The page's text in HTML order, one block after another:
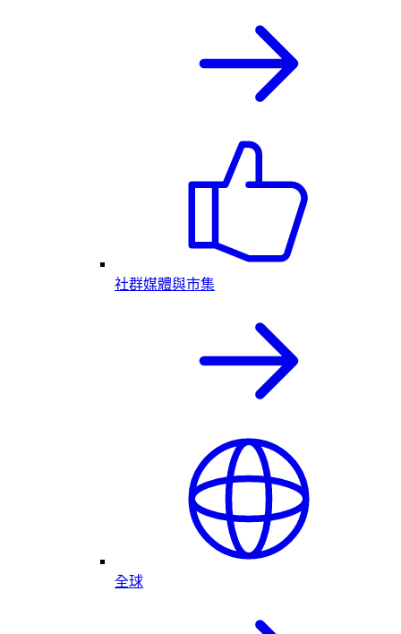
社群媒體與市集
全球